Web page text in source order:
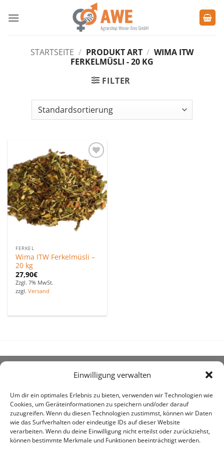
Einwilligung verwalten
Um dir ein optimales Erlebnis zu bieten, verwenden wir Technologien wie
Cookies, um Geräteinformationen zu speichern und/oder darauf
zuzugreifen. Wenn du diesen Technologien zustimmst, können wir Daten
wie das Surfverhalten oder eindeutige IDs auf dieser Website
verarbeiten. Wenn du deine Einwilligung nicht erteilst oder zurückziehst,
können bestimmte Merkmale und Funktionen beeinträchtigt werden.
Inhalt
STARTSEITE / PRODUKT ART / WIMA ITW
FERKELMÜSLI - 20 KG
FILTER
Zu den
Favoriten
hinzufügen
FERKEL
Wima ITW Ferkelmüsli –
20 kg
27,90€
Zzgl. 7% MwSt.
zzgl.Versand